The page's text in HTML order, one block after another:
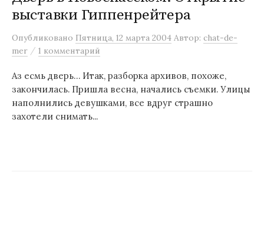
м
выставки Гиппенрейтера
Опубликовано Пятница, 12 марта 2004 Автор: chat-de-
mer / 1 комментарий
Аз есмь дверь… Итак, разборка архивов, похоже,
закончилась. Пришла весна, начались съемки. Улицы
наполнились девушками, все вдруг страшно
захотели снимать...